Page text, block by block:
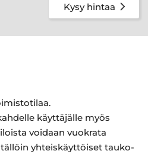
Kysy hintaa
käyttäjälle myös
voidaan vuokrata
yhteiskäyttöiset tauko-